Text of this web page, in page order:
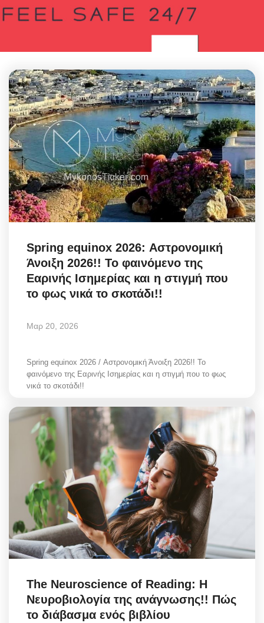
Spring equinox 2026: Αστρονομική
Άνοιξη 2026!! Το φαινόμενο της
Εαρινής Ισημερίας και η στιγμή που
το φως νικά το σκοτάδι!!
Μαρ 20, 2026
Spring equinox 2026 / Αστρονομική Άνοιξη 2026!! Το
φαινόμενο της Εαρινής Ισημερίας και η στιγμή που το φως
νικά το σκοτάδι!!
The Neuroscience of Reading: Η
Νευροβιολογία της ανάγνωσης!! Πώς
το διάβασμα ενός βιβλίου